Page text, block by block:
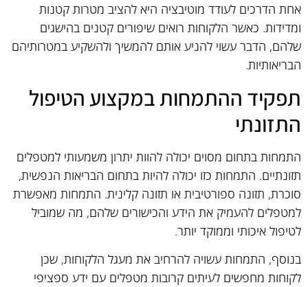
אחת הדרכים לעודד מוטיבציה היא להציב מטרות קטנות
ומדידות. כאשר הלקוחות רואים שיפורים קטנים בהישגים
שלהם, הדבר עשוי להניע אותם להמשיך ולהשקיע במטרותיהם
הבריאותיות.
תפקיד ההתמחות במקצוע הטיפול
התזונתי
התמחות בתחום מסוים יכולה להוות יתרון משמעותי למטפלים
תזונתיים. התמחות כזו יכולה להיות בתחום הבריאות הנפשית,
סוכרת, תזונה ספורטיבית או תזונה קלינית. התמחות מאפשרת
למטפלים להעמיק את הידע והכישורים שלהם, מה שמוביל
לטיפול איכותי וממוקד יותר.
בנוסף, התמחות עשויה להרחיב את מעגל הלקוחות, שכן
לקוחות מחפשים לעיתים קרובות מטפלים עם ידע ספציפי